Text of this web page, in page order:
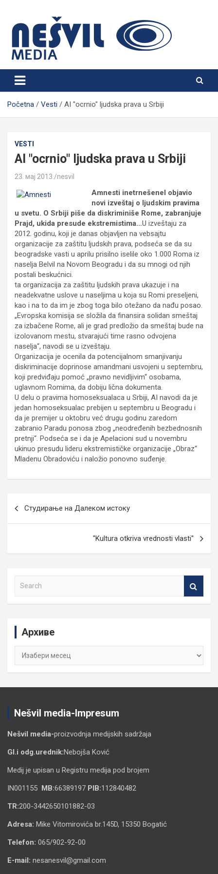
content
Nešvil Media Bogatić
Početna Vesti AI "ocrnio" ljudska prava u Srbiji
VESTI
AI "ocrnio" ljudska prava u Srbiji
23. мај 2013. nesvil
Amnesti inetrnešenel objavio
novi izveštaj o ljudskim pravima
u svetu. O Srbiji piše da diskriminiše Rome, zabranjuje
Prajd, ukida presude ekstremistima…U izveštaju za
2012. godinu, koji je danas objavljen na vebsajtu
organizacije za zaštitu ljudskih prava, podseća se da su
beogradske vasti u aprilu prisilno iselile oko 1.000 Roma iz
naselja Belvil na Novom Beogradu i da su mnogi od njih
postali beskućnici.
ta organizacija za zaštitu ljudskih prava ukazuje i na
neadekvatne uslove u naseljima u koja su Romi preseljeni,
kao i na to da im je zbog toga bilo otežano da nađu posao.
„Evropska komisija se složila da finansira solidan smeštaj
za izbačene Rome, ali je grad predložio da smeštaj bude na
izolovanom mestu, stvarajući time rasno odvojena
naselja“, navodi se u izveštaju.
Organizacija je ocenila da potencijalnom smanjivanju
diskriminacije doprinose amandmani usvojeni u septembru,
koji predviđaju pomoć „pravno nevidljivim“ osobama,
uglavnom Romima, da dobiju lična dokumenta.
U delu o pravima homoseksualaca u Srbiji, AI navodi da je
jedan homoseksualac prebijen u septembru u Beogradu i
da je premijer u oktobru već drugu godinu zaredom
zabranio Paradu ponosa zbog „neodređenih bezbednosnih
pretnji“. Podseća se i da je Apelacioni sud u novembru
ukinuo presudu lideru ekstremističke organizacije „Obraz“
Mladenu Obradoviću i naložio ponovno suđenje.
чланка
Студирање на Далеком истоку
"Kultura otkriva vrednosti vlasti"
Архиве
Архиве
Nešvil media-Impresum
Nešvil media-proizvodnja medijskih sadržaja
Gl.i odg.urednik:Nebojša Ković
Medij je upisan u Registru medija pod brojem
IN001155 MB:66389197 PIB:112840482
TR:200-3442650101882-03
Adresa: Mike Vitomirovića br.145D, 15350 Bogatić
Telefon: 065/902-92-00
E-mail: nesanesvil@gmail.com